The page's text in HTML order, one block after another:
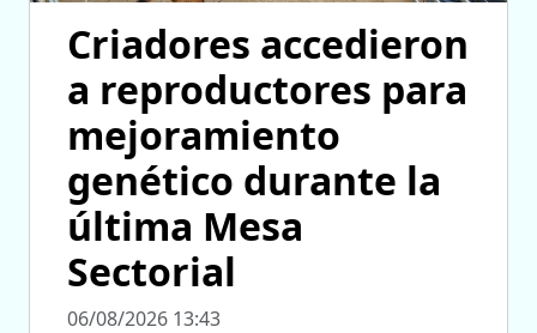
Criadores accedieron
a reproductores para
mejoramiento
genético durante la
última Mesa
Sectorial
06/08/2026 13:43